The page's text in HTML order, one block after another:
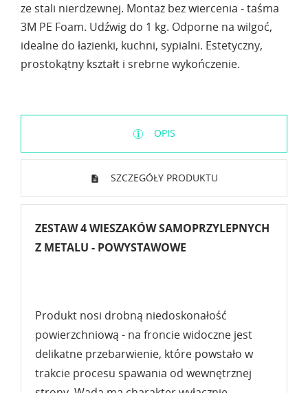
ze stali nierdzewnej. Montaż bez wiercenia - taśma
3M PE Foam. Udźwig do 1 kg. Odporne na wilgoć,
idealne do łazienki, kuchni, sypialni. Estetyczny,
prostokątny kształt i srebrne wykończenie.
OPIS
SZCZEGÓŁY PRODUKTU
ZESTAW 4 WIESZAKÓW SAMOPRZYLEPNYCH
Z METALU - POWYSTAWOWE
Produkt nosi drobną niedoskonałość
powierzchniową - na froncie widoczne jest
delikatne przebarwienie, które powstało w
trakcie procesu spawania od wewnętrznej